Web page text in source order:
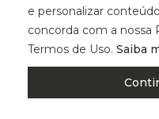
| CNPJ: 59.907.634/
e personalizar
concorda com a nossa
Termos de Uso. Saiba